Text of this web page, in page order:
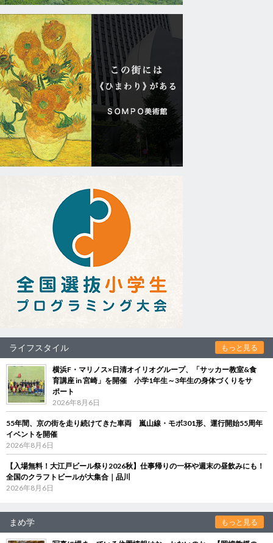
ライフスタイル もっと見る
横浜F・マリノス×日清オイリオグループ、「サッカー教室&食
育講座 in 宮崎」を開催 小学1年生～3年生の身体づくりをサ
ポート
2026年8月6日
55年間、京の街を走り続けてきた車両 嵐山線・モボ301形、運行開始55周年
イベントを開催
2026年8月6日
【入場無料！大江戸ビール祭り2026秋】仕事帰りの一杯や週末の昼飲みにも！
全国のクラフトビールが大集合｜品川
2026年8月6日
まめ学 もっと見る